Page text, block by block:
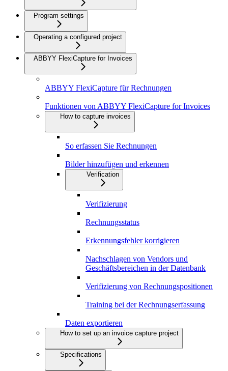
Program settings
Operating a configured project
ABBYY FlexiCapture for Invoices
ABBYY FlexiCapture für Rechnungen
Funktionen von ABBYY FlexiCapture for Invoices
How to capture invoices
So erfassen Sie Rechnungen
Bilder hinzufügen und erkennen
Verification
Verifizierung
Rechnungsstatus
Erkennungsfehler korrigieren
Nachschlagen von Vendors und
Geschäftsbereichen in der Datenbank
Verifizierung von Rechnungspositionen
Training bei der Rechnungserfassung
Daten exportieren
How to set up an invoice capture project
Specifications